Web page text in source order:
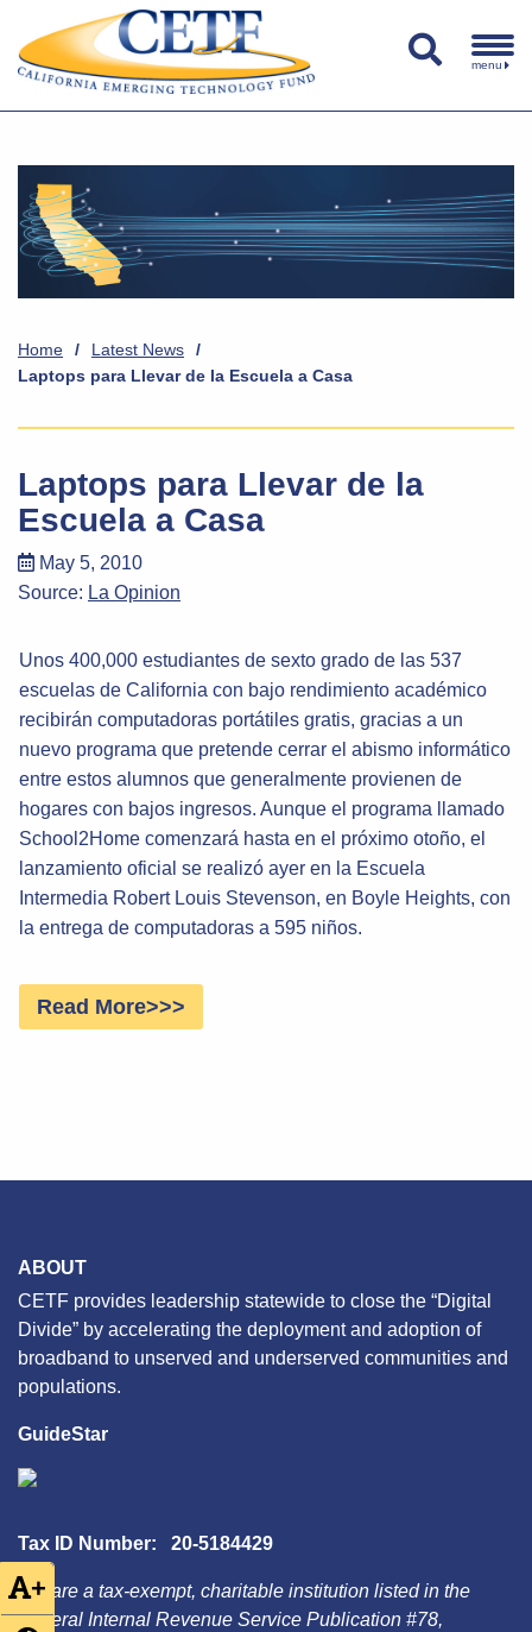
+
menu
Home / Latest News
/
Laptops para Llevar de la Escuela a Casa
Laptops para Llevar de la
Escuela a Casa
May 5, 2010
Source: La Opinion
Unos 400,000 estudiantes de sexto grado de las 537
escuelas de California con bajo rendimiento académico
recibirán computadoras portátiles gratis, gracias a un
nuevo programa que pretende cerrar el abismo informático
entre estos alumnos que generalmente provienen de
hogares con bajos ingresos. Aunque el programa llamado
School2Home comenzará hasta en el próximo otoño, el
lanzamiento oficial se realizó ayer en la Escuela
Intermedia Robert Louis Stevenson, en Boyle Heights, con
la entrega de computadoras a 595 niños.
Read More>>>
ABOUT
CETF provides leadership statewide to close the “Digital
Divide” by accelerating the deployment and adoption of
broadband to unserved and underserved communities and
populations.
GuideStar
Tax ID Number: 20-5184429
We are a tax-exempt, charitable institution listed in the
Federal Internal Revenue Service Publication #78,